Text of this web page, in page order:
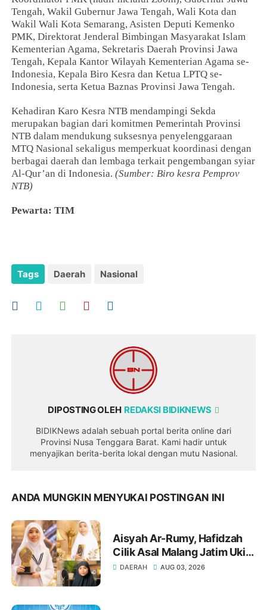
Tengah, Wakil Gubernur Jawa Tengah, Wali Kota dan
Wakil Wali Kota Semarang, Asisten Deputi Kemenko
PMK, Direktorat Jenderal Bimbingan Masyarakat Islam
Kementerian Agama, Sekretaris Daerah Provinsi Jawa
Tengah, Kepala Kantor Wilayah Kementerian Agama se-
Indonesia, Kepala Biro Kesra dan Ketua LPTQ se-
Indonesia, serta Ketua Baznas Provinsi Jawa Tengah.
Kehadiran Karo Kesra NTB mendampingi Sekda
merupakan bagian dari komitmen Pemerintah Provinsi
NTB dalam mendukung suksesnya penyelenggaraan
MTQ Nasional sekaligus memperkuat koordinasi dengan
berbagai daerah dan lembaga terkait pengembangan syiar
Al-Qur’an di Indonesia.(Sumber: Biro kesra Pemprov
NTB)
Pewarta: TIM
Tags Daerah Nasional
DIPOSTING OLEH REDAKSI BIDIKNEWS
BIDIKNews adalah sebuah portal berita online dari
Provinsi Nusa Tenggara Barat. Kami hadir untuk
menyajikan berita-berita lokal dengan mutu Nasional.
ANDA MUNGKIN MENYUKAI POSTINGAN INI
Aisyah Ar-Rumy, Hafidzah
Cilik Asal Malang Jatim Ukir
Prestasi di Dubai
DAERAH AUG 03, 2026